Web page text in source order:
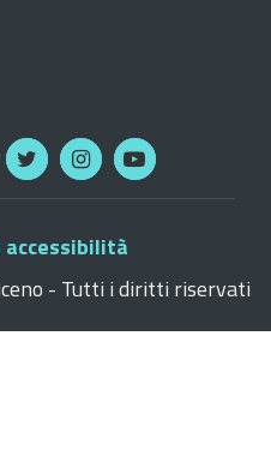
accessibilità
- Tutti i diritti riservati